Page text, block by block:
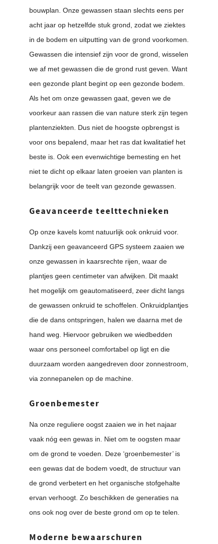
bouwplan. Onze gewassen staan slechts eens per
acht jaar op hetzelfde stuk grond, zodat we ziektes
in de bodem en uitputting van de grond voorkomen.
Gewassen die intensief zijn voor de grond, wisselen
we af met gewassen die de grond rust geven. Want
een gezonde plant begint op een gezonde bodem.
Als het om onze gewassen gaat, geven we de
voorkeur aan rassen die van nature sterk zijn tegen
plantenziekten. Dus niet de hoogste opbrengst is
voor ons bepalend, maar het ras dat kwalitatief het
beste is. Ook een evenwichtige bemesting en het
niet te dicht op elkaar laten groeien van planten is
belangrijk voor de teelt van gezonde gewassen.
Geavanceerde teelttechnieken
Op onze kavels komt natuurlijk ook onkruid voor.
Dankzij een geavanceerd GPS systeem zaaien we
onze gewassen in kaarsrechte rijen, waar de
plantjes geen centimeter van afwijken. Dit maakt
het mogelijk om geautomatiseerd, zeer dicht langs
de gewassen onkruid te schoffelen. Onkruidplantjes
die de dans ontspringen, halen we daarna met de
hand weg. Hiervoor gebruiken we wiedbedden
waar ons personeel comfortabel op ligt en die
duurzaam worden aangedreven door zonnestroom,
via zonnepanelen op de machine.
Groenbemester
Na onze reguliere oogst zaaien we in het najaar
vaak nóg een gewas in. Niet om te oogsten maar
om de grond te voeden. Deze ‘groenbemester’ is
een gewas dat de bodem voedt, de structuur van
de grond verbetert en het organische stofgehalte
ervan verhoogt. Zo beschikken de generaties na
ons ook nog over de beste grond om op te telen.
Moderne bewaarschuren